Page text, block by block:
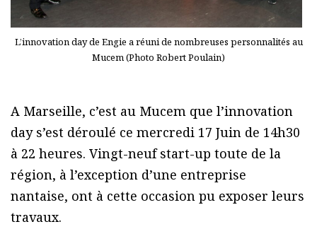
L’innovation day de Engie a réuni de nombreuses personnalités au
Mucem (Photo Robert Poulain)
A Marseille, c’est au Mucem que l’innovation
day s’est déroulé ce mercredi 17 Juin de 14h30
à 22 heures. Vingt-neuf start-up toute de la
région, à l’exception d’une entreprise
nantaise, ont à cette occasion pu exposer leurs
travaux.